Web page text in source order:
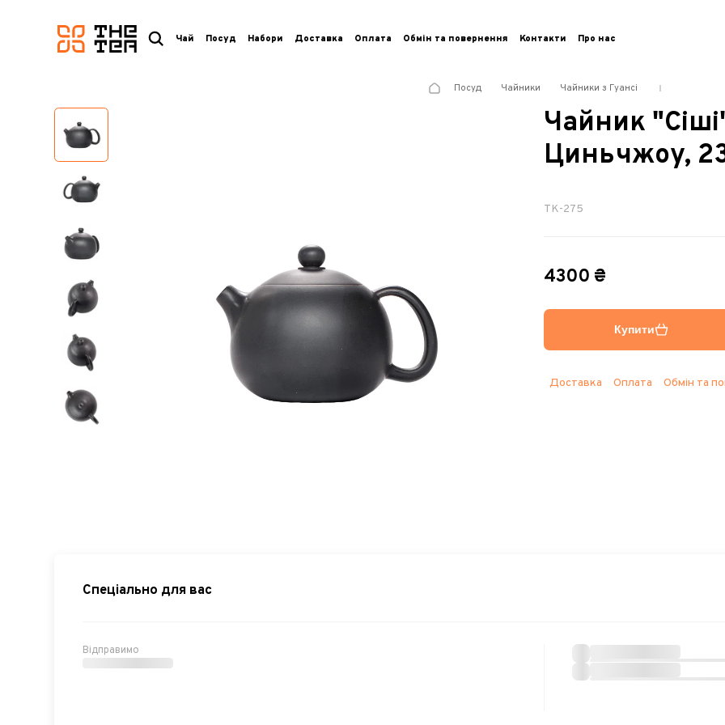
логотип
Чай Посуд Набори Доставка Оплата Обмін та повернення Контакти Про нас
Посуд Чайники Чайники з Гуансі
Чайник
Циньчжоу,
TK-275
4300 ₴
Купити
Доставка Оплата Обмін та
Спеціально для вас
Відправимо